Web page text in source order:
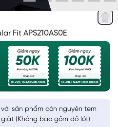
Fit APS210AS0E
sản phẩm còn nguyên tem
(Không bao gồm đồ lót)